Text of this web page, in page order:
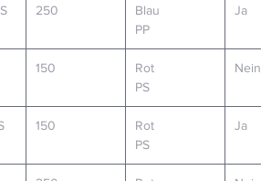
250
Blau
PP
Ja
150
Rot
PS
Nein
150
Rot
PS
Ja